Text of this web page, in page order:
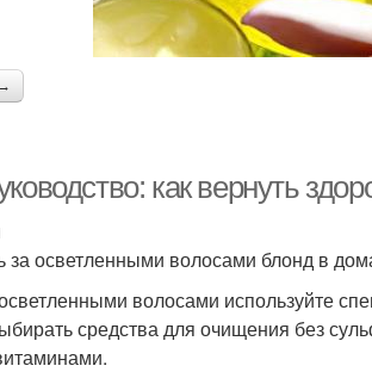
как вернуть
за осветленными волосами блонд в
волосами используйте
средства для очищения без